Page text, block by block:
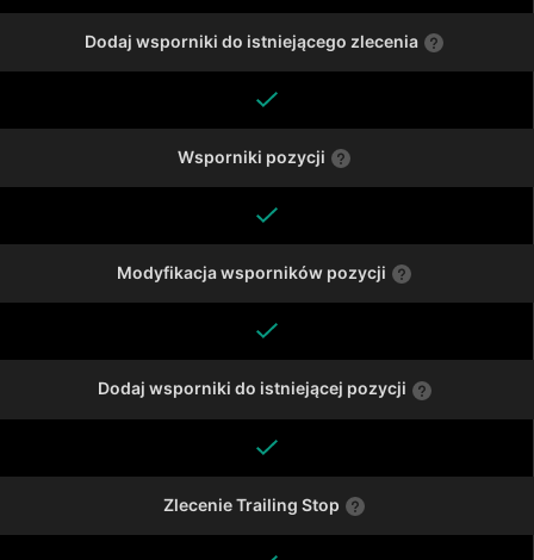
Dodaj wsporniki do istniejącego zlecenia
Wsporniki pozycji
Modyfikacja wsporników pozycji
Dodaj wsporniki do istniejącej pozycji
Zlecenie Trailing Stop